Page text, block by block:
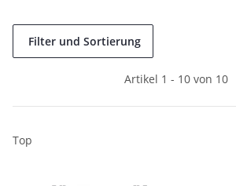
Filter und Sortierung
Artikel 1 - 10 von 10
Top